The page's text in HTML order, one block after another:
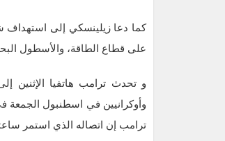
كما دعا زيلينسكي إلى استهداف
على قطاع الطاقة، والأسطول
و تحدث ترامب هاتفيا الإثنين
وأوكرانيين في اسطنبول الجمعة
ترامب إن اتصاله الذي استمر